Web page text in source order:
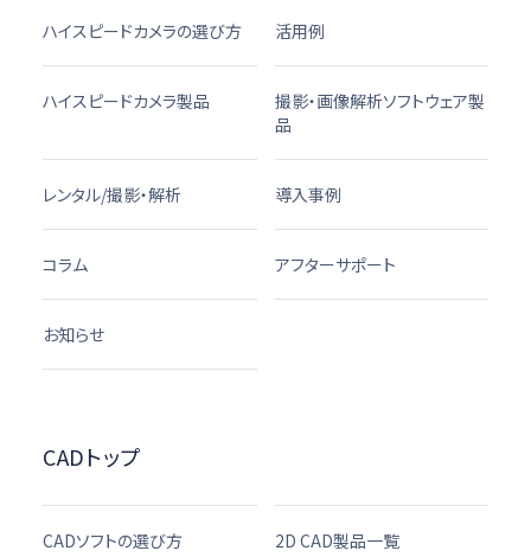
ハイスピードカメラの選び方 活用例
ハイスピードカメラ製品
撮影・画像解析ソフトウェア製
品
レンタル/撮影・解析 導入事例
コラム アフターサポート
お知らせ
CADトップ
CADソフトの選び方 2D CAD製品一覧